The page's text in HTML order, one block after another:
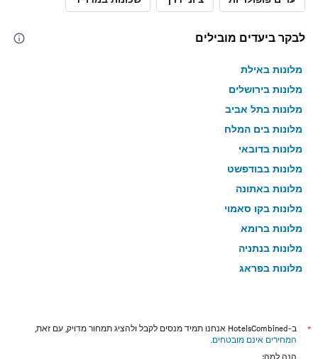
לבקר ביעדים מובילים
מלונות באילת
מלונות בירושלים
מלונות בתל אביב
מלונות בים המלח
מלונות בדובאי
מלונות בבודפשט
מלונות באתונה
מלונות בקו סאמוי
מלונות ברומא
מלונות בנתניה
מלונות בפראג
מלונות בניו יורק
מלונות בבנגקוק
*
ב-HotelsCombined אנחנו תמיד מנסים לקבל ולהציג תמחור מדויק, עם זאת,
המחירים אינם מובטחים.
הנה למה: